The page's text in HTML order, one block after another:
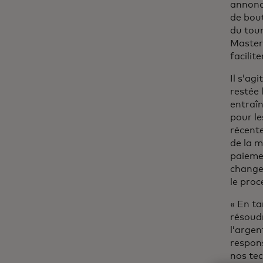
de
du
Il
restée
pour
de la
le
« En
nos